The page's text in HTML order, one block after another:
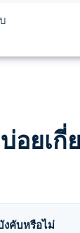
อยเกี่
งคับหรือไม่